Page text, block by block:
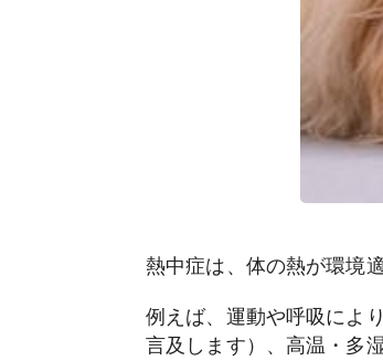
熱中症は、体の熱が環境
例えば、運動や呼吸によ
言及します）、高温・多